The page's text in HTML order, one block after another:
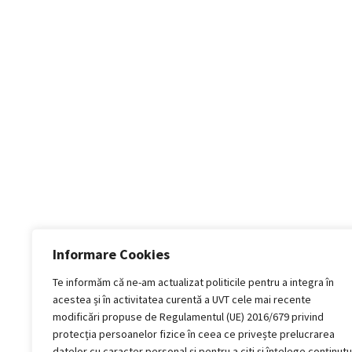
Informare Cookies
Te informăm că ne-am actualizat politicile pentru a integra în
acestea și în activitatea curentă a UVT cele mai recente
modificări propuse de Regulamentul (UE) 2016/679 privind
protecția persoanelor fizice în ceea ce privește prelucrarea